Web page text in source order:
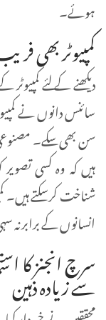
ہوئے۔
کمپیوٹر بھی
دیکھنے کے لئے
سائنس دانوں نے
سن بھی سکے۔
ہیں کہ وہ کسی
شناخت کرسکتے ہیں۔
انسانوں کے برابر
سرچ انجنز کا
سے زیادہ ذہین